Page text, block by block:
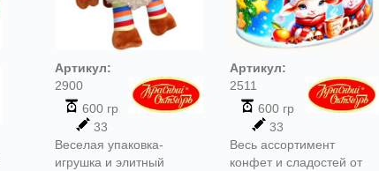
Артикул:
2900
600 гр
33
Веселая упаковка-
игрушка и элитный
Артикул:
2511
600 гр
33
Весь ассортимент
конфет и сладостей от